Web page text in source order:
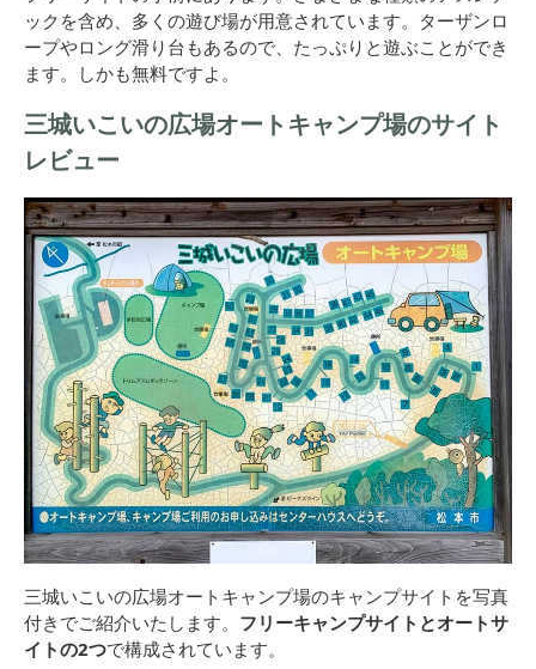
ックを含め、多くの遊び場が用意されています。ターザンロ
ープやロング滑り台もあるので、たっぷりと遊ぶことができ
ます。しかも無料ですよ。
三城いこいの広場オートキャンプ場のサイト
レビュー
三城いこいの広場オートキャンプ場のキャンプサイトを写真
付きでご紹介いたします。 フリーキャンプサイトとオートサ
イトの2つで構成されています。